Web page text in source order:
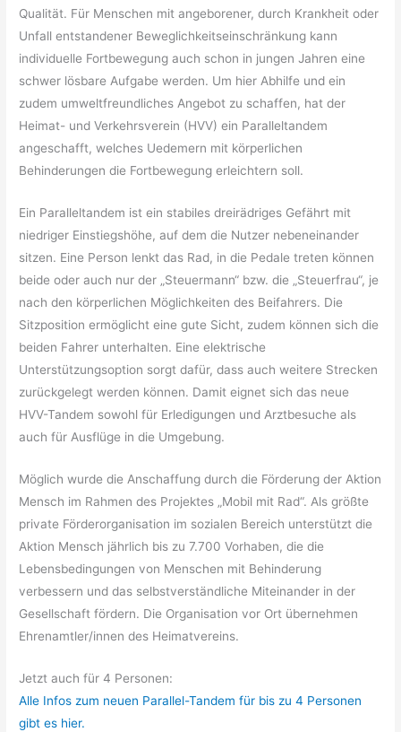
Qualität. Für Menschen mit angeborener, durch Krankheit oder
Unfall entstandener Beweglichkeitseinschränkung kann
individuelle Fortbewegung auch schon in jungen Jahren eine
schwer lösbare Aufgabe werden. Um hier Abhilfe und ein
zudem umweltfreundliches Angebot zu schaffen, hat der
Heimat- und Verkehrsverein (HVV) ein Paralleltandem
angeschafft, welches Uedemern mit körperlichen
Behinderungen die Fortbewegung erleichtern soll.
Ein Paralleltandem ist ein stabiles dreirädriges Gefährt mit
niedriger Einstiegshöhe, auf dem die Nutzer nebeneinander
sitzen. Eine Person lenkt das Rad, in die Pedale treten können
beide oder auch nur der „Steuermann“ bzw. die „Steuerfrau“, je
nach den körperlichen Möglichkeiten des Beifahrers. Die
Sitzposition ermöglicht eine gute Sicht, zudem können sich die
beiden Fahrer unterhalten. Eine elektrische
Unterstützungsoption sorgt dafür, dass auch weitere Strecken
zurückgelegt werden können. Damit eignet sich das neue
HVV-Tandem sowohl für Erledigungen und Arztbesuche als
auch für Ausflüge in die Umgebung.
Möglich wurde die Anschaffung durch die Förderung der Aktion
Mensch im Rahmen des Projektes „Mobil mit Rad“. Als größte
private Förderorganisation im sozialen Bereich unterstützt die
Aktion Mensch jährlich bis zu 7.700 Vorhaben, die die
Lebensbedingungen von Menschen mit Behinderung
verbessern und das selbstverständliche Miteinander in der
Gesellschaft fördern. Die Organisation vor Ort übernehmen
Ehrenamtler/innen des Heimatvereins.
Jetzt auch für 4 Personen:
Alle Infos zum neuen Parallel-Tandem für bis zu 4 Personen
gibt es hier.